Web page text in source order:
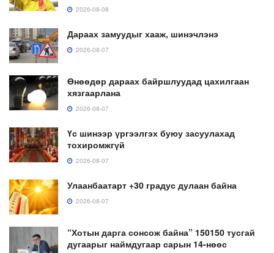
2026-08-08
Дараах замуудыг хааж, шинэчлэнэ
2026-08-07
Өнөөдөр дараах байршлуудад цахилгаан
хязгаарлана
2026-08-07
Үс шинээр үргээлгэх буюу засуулахад
тохиромжгүй
2026-08-07
Улаанбаатарт +30 градус дулаан байна
2026-08-07
“Хотын дарга сонсож байна” 150150 тусгай
дугаарыг наймдугаар сарын 14-нөөс